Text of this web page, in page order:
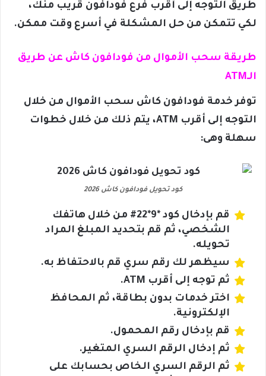
طريق التوجه إلى أقرب فرع فودافون قريب منك،
لكي تتمكن من حل المشكلة في أسرع وقت ممكن.
طريقة سحب الأموال من فودافون كاش عن طريق
الـATM
توفر خدمة فودافون كاش سحب الأموال من خلال
التوجه إلى أقرب ATM، يتم ذلك من خلال خطوات
سهلة وهى:
كود تحويل فودافون كاش 2026
قم بإدخال كود *9*22# من خلال هاتفك
الشخصي، ثم قم بتحديد المبلغ المراد
تحويله.
سيظهر لك رقم سري قم بالاحتفاظ به.
ثم توجه إلى أقرب ATM.
اختر خدمات بدون بطاقة، ثم المحافظ
الإلكترونية.
قم بإدخال رقم المحمول.
ثم إدخال الرقم السري المتغير.
ثم الرقم السري الخاص بحسابك على